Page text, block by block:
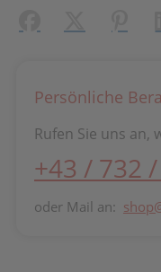
Persönliche
Rufen Sie uns an,
+43 / 732
oder Mail an: